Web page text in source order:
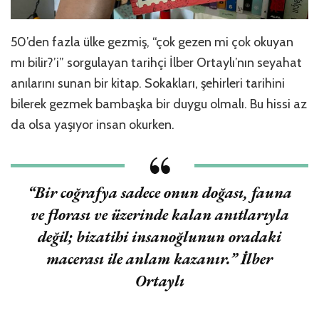
50’den fazla ülke gezmiş, “çok gezen mi çok okuyan
mı bilir?’i” sorgulayan tarihçi İlber Ortaylı’nın seyahat
anılarını sunan bir kitap. Sokakları, şehirleri tarihini
bilerek gezmek bambaşka bir duygu olmalı. Bu hissi az
da olsa yaşıyor insan okurken.
“Bir coğrafya sadece onun doğası, fauna
ve florası ve üzerinde kalan anıtlarıyla
değil; bizatihi insanoğlunun oradaki
macerası ile anlam kazanır.” İlber
Ortaylı